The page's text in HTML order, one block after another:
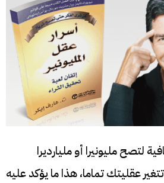
لتصح مليونيرا أو مليارديرا
عقليتك تماما، هذا ما يؤكد عليه